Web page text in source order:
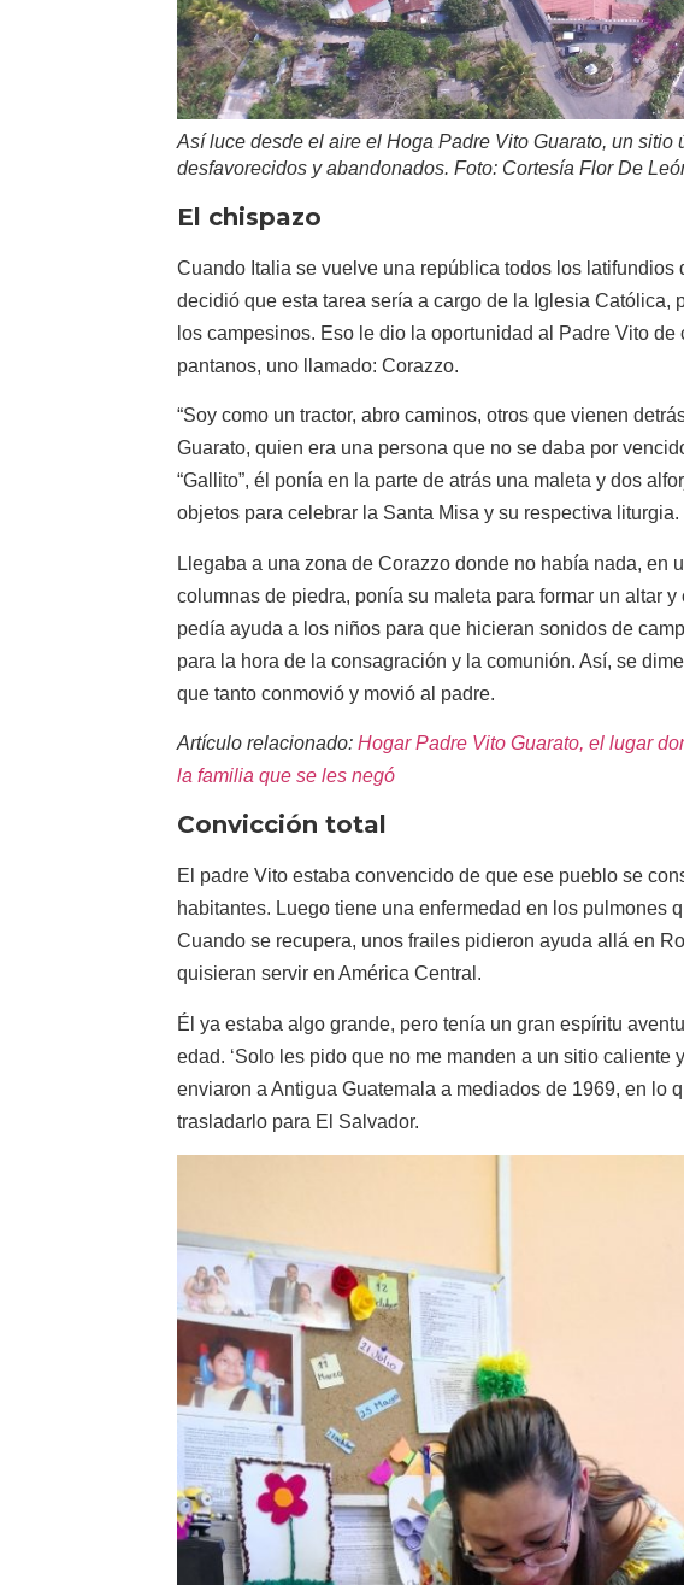
Así luce desde el aire el Hoga Padre Vito Guarato, un sitio
desfavorecidos y abandonados. Foto: Cortesía Flor De
El chispazo
Cuando Italia se vuelve una república todos los latifundios
decidió que esta tarea sería a cargo de la Iglesia Católica,
los campesinos. Eso le dio la oportunidad al Padre Vito
pantanos, uno llamado: Corazzo.
“Soy como un tractor, abro caminos, otros que vienen
Guarato, quien era una persona que no se daba por
“Gallito”, él ponía en la parte de atrás una maleta y dos
objetos para celebrar la Santa Misa y su respectiva liturgia.
Llegaba a una zona de Corazzo donde no había nada, en
columnas de piedra, ponía su maleta para formar un altar
pedía ayuda a los niños para que hicieran sonidos de
para la hora de la consagración y la comunión. Así, se
que tanto conmovió y movió al padre.
Artículo relacionado: Hogar Padre Vito Guarato, el lugar
la familia que se les negó
Convicción total
El padre Vito estaba convencido de que ese pueblo se
habitantes. Luego tiene una enfermedad en los pulmones
Cuando se recupera, unos frailes pidieron ayuda allá en
quisieran servir en América Central.
Él ya estaba algo grande, pero tenía un gran espíritu
edad. ‘Solo les pido que no me manden a un sitio caliente
enviaron a Antigua Guatemala a mediados de 1969, en lo
trasladarlo para El Salvador.